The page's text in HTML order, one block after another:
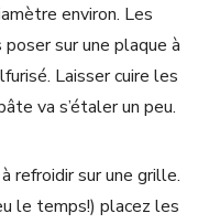
environ. Les
sur une plaque à
Laisser cuire les
va s’étaler un peu.
refroidir sur une grille.
le temps!) placez les